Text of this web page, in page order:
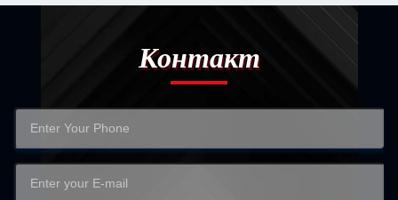
Контакт